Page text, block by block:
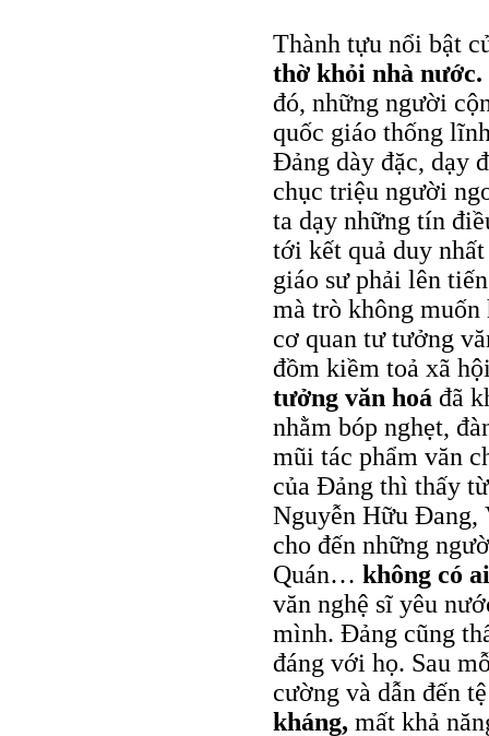
Thành tựu nổi bật
thờ khỏi nhà nước.
đó, những người
quốc giáo thống
Đảng dày đặc, dạy
chục triệu người
ta dạy những tín
tới kết quả duy
giáo sư phải lên
mà trò không
cơ quan tư tưởng
đồm kiềm toả xã
tưởng văn hoá đã
nhằm bóp nghẹt,
mũi tác phẩm văn
của Đảng thì thấy
Nguyễn Hữu Đang,
cho đến những
Quán… không có
văn nghệ sĩ yêu
mình. Đảng cũng
đáng với họ. Sau
cường và dẫn đến
kháng, mất khả